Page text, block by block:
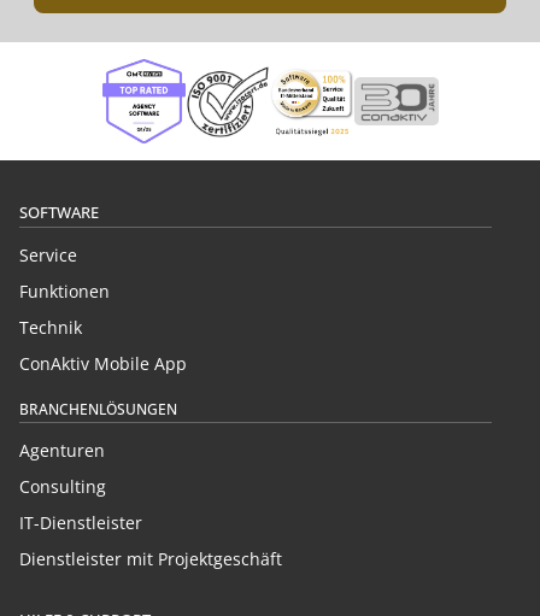
SOFTWARE
Service
Funktionen
Technik
ConAktiv Mobile App
BRANCHENLÖSUNGEN
Agenturen
Consulting
IT-Dienstleister
Dienstleister mit Projektgeschäft